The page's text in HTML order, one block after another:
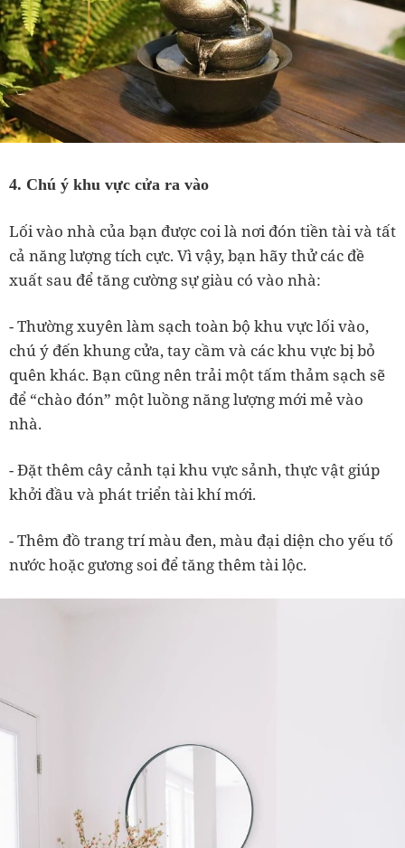
4. Chú ý khu vực cửa ra vào
Lối vào nhà của bạn được coi là nơi đón tiền tài và tất
cả năng lượng tích cực. Vì vậy, bạn hãy thử các đề
xuất sau để tăng cường sự giàu có vào nhà:
-Thường xuyên làm sạch toàn bộ khu vực lối vào,
chú ý đến khung cửa, tay cầm và các khu vực bị bỏ
quên khác. Bạn cũng nên trải một tấm thảm sạch sẽ
để “chào đón” một luồng năng lượng mới mẻ vào
nhà.
- Đặt thêm cây cảnh tại khu vực sảnh, thực vật giúp
khởi đầu và phát triển tài khí mới.
- Thêm đồ trang trí màu đen, màu đại diện cho yếu tố
nước hoặc gương soi để tăng thêm tài lộc.